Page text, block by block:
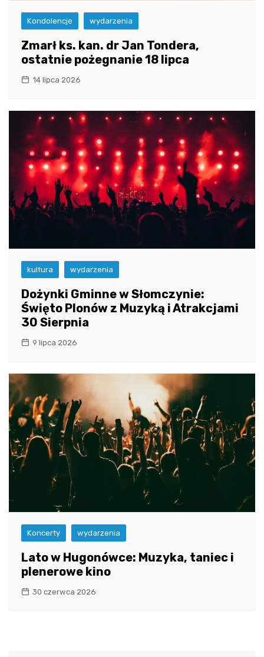
Kondolencje wydarzenia
Zmarł ks. kan. dr Jan Tondera,
ostatnie pożegnanie 18 lipca
14 lipca 2026
kultura wydarzenia
Dożynki Gminne w Słomczynie:
Święto Plonów z Muzyką i Atrakcjami
30 Sierpnia
9 lipca 2026
Koncerty wydarzenia
Lato w Hugonówce: Muzyka, taniec i
plenerowe kino
30 czerwca 2026